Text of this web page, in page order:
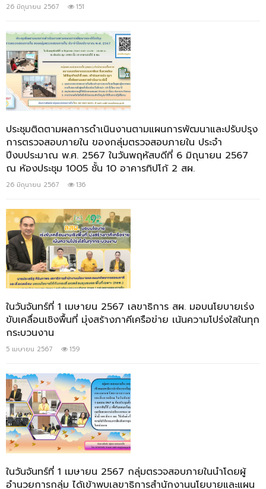
26 มิถุนายน 2567 151
ประชุมติดตามผลการดำเนินงานตามแผนการพัฒนาและปรับปรุง
การตรวจสอบภายใน ของกลุ่มตรวจสอบภายใน ประจำ
ปีงบประมาณ พ.ศ. 2567 ในวันพฤหัสบดีที่ 6 มิถุนายน 2567
ณ ห้องประชุม 1005 ชั้น 10 อาคารทิปโก้ 2 สผ.
26 มิถุนายน 2567 136
ในวันจันทร์ที่ 1 เมษายน 2567 เลขาธิการ สผ. มอบนโยบายเร่ง
ขับเคลื่อนเชิงพื้นที่ มุ่งสร้างภาคีเครือข่าย เน้นความโปร่งใสในทุก
กระบวนงาน
5 เมษายน 2567 159
ในวันจันทร์ที่ 1 เมษายน 2567 กลุ่มตรวจสอบภายในนำโดยผู้
อำนวยการกลุ่ม ได้เข้าพบเลขาธิการสำนักงานนโยบายและแผน